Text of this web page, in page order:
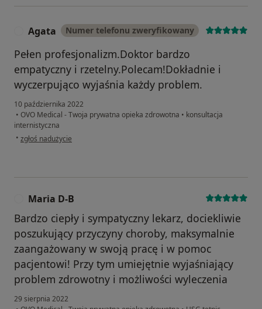
Agata Numer telefonu zweryfikowany
Pełen profesjonalizm.Doktor bardzo
empatyczny i rzetelny.Polecam!Dokładnie i
wyczerpująco wyjaśnia każdy problem.
10 października 2022
• OVO Medical - Twoja prywatna opieka zdrowotna • konsultacja
internistyczna
• w opinii użytkownika Agata
zgłoś nadużycie
Maria D-B
Bardzo ciepły i sympatyczny lekarz, dociekliwie
poszukujący przyczyny choroby, maksymalnie
zaangażowany w swoją pracę i w pomoc
pacjentowi! Przy tym umiejętnie wyjaśniający
problem zdrowotny i możliwości wyleczenia
29 sierpnia 2022